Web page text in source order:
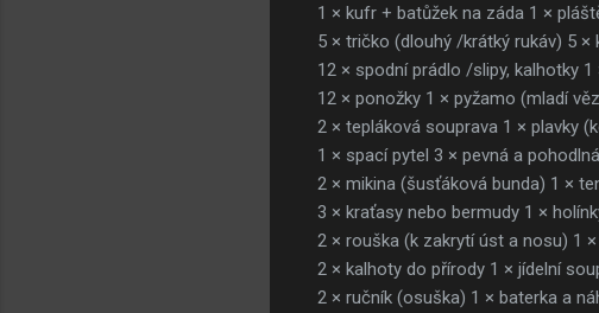
1 × kufr + batůžek na záda 1 ×
5 × tričko (dlouhý /krátký rukáv) 5 ×
12 × spodní prádlo /slipy, kalhotky
12 × ponožky 1 × pyžamo (mladí
2 × tepláková souprava 1 × plavky
1 × spací pytel 3 × pevná a
2 × mikina (šusťáková bunda) 1 ×
3 × kraťasy nebo bermudy 1 ×
2 × rouška (k zakrytí úst a nosu) 1
2 × kalhoty do přírody 1 × jídelní
2 × ručník (osuška) 1 × baterka a